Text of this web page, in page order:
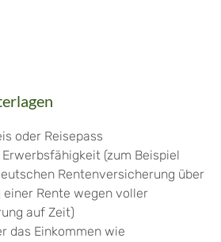
oder Reisepass
(zum Beispiel
Rentenversicherung über
einer Rente wegen voller
auf Zeit)
das Einkommen wie